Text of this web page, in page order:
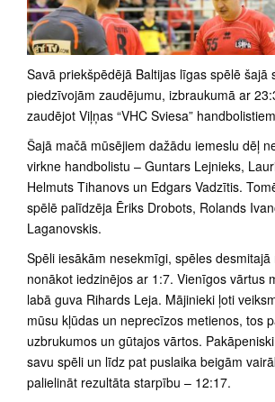
Savā priekšpēdējā Baltijas līgas spēlē šajā
piedzīvojām zaudējumu, izbraukumā ar
zaudējot Viļņas “VHC Sviesa”
Šajā mačā mūsējiem dažādu iemeslu dēļ
virkne handbolistu – Guntars Lejnieks,
Helmuts Tihanovs un Edgars Vadzītis.
spēlē palīdzēja Ēriks Drobots, Rolands
Laganovskis.
Spēli iesākām nesekmīgi, spēles desmitajā
nonākot iedzinējos ar 1:7. Vienīgos vārtus
labā guva Rihards Leja. Mājinieki ļoti
mūsu kļūdas un neprecīzos metienos, tos
uzbrukumos un gūtajos vārtos.
savu spēli un līdz pat puslaika beigām
palielināt rezultāta starpību – 12:17.